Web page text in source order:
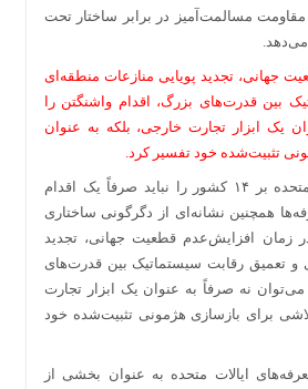
مسالمت‌آمیز در برابر ساختار تحت
جهانی، تجدید پویایی منازعات منطقه‌ای
بین قدرت‌های بزرگ، اقدام واشنگتن را
یک ابزار تجارت خارجی، بلکه به عنوان
تثبیت‌شده خود تفسیر کرد.
تعرفه‌های تنبیهی ایالات متحده بر ۱۴ کشور را نباید صرفاً یک اقدام
همچنین نشانه‌ای از دگرگونی ساختاری
زمان افزایش‌عدم قطعیت جهانی، تجدید
و تعمیق رقابت سیستماتیک بین قدرت‌های
می‌توان نه صرفاً به عنوان یک ابزار تجارت
برای بازسازی هژمونی تثبیت‌شده خود
ایالات متحده به عنوان بخشی از